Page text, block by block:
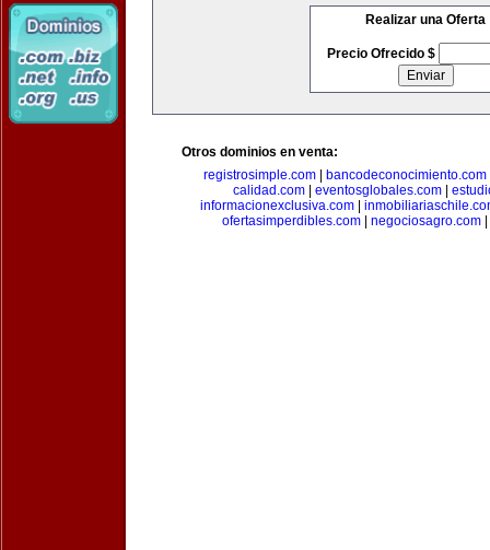
Realizar una Oferta
Precio Ofrecido $
Otros dominios en venta:
registrosimple.com
bancodeconocimiento.com
calidad.com
eventosglobales.com
informacionexclusiva.com|
ofertasimperdibles.com
negociosagro.com